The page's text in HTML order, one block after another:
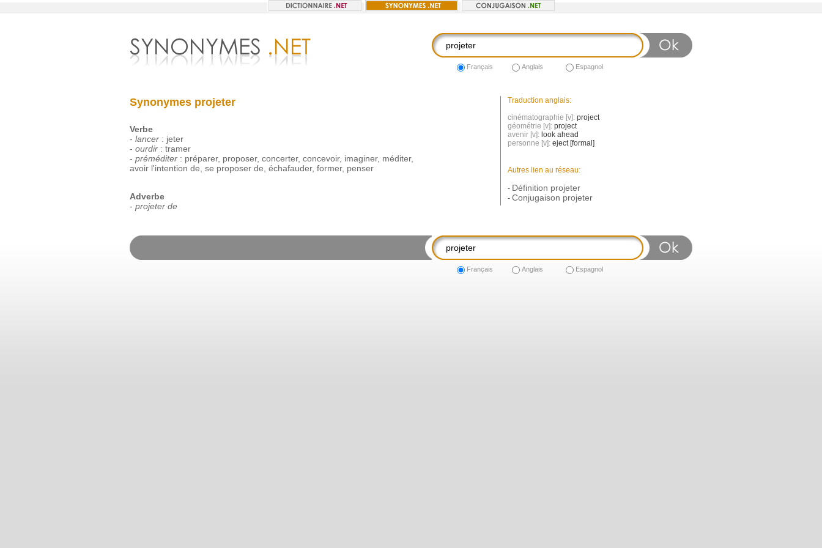
Français Anglais Espagnol
Synonymes projeter
Verbe
- lancer: jeter
- ourdir: tramer
- préméditer: préparer, proposer, concerter, concevoir, imaginer, méditer,
avoir l'intention de se proposer de échafauder, former, penser
Adverbe
- projeter de
Traduction anglais:
cinématographie [v]: project
géométrie [v]: project
avenir [v]: look ahead
personne [v]: eject [formal]
Autres lien au réseau:
- Définition projeter
- Conjugaison projeter
Français Anglais Espagnol